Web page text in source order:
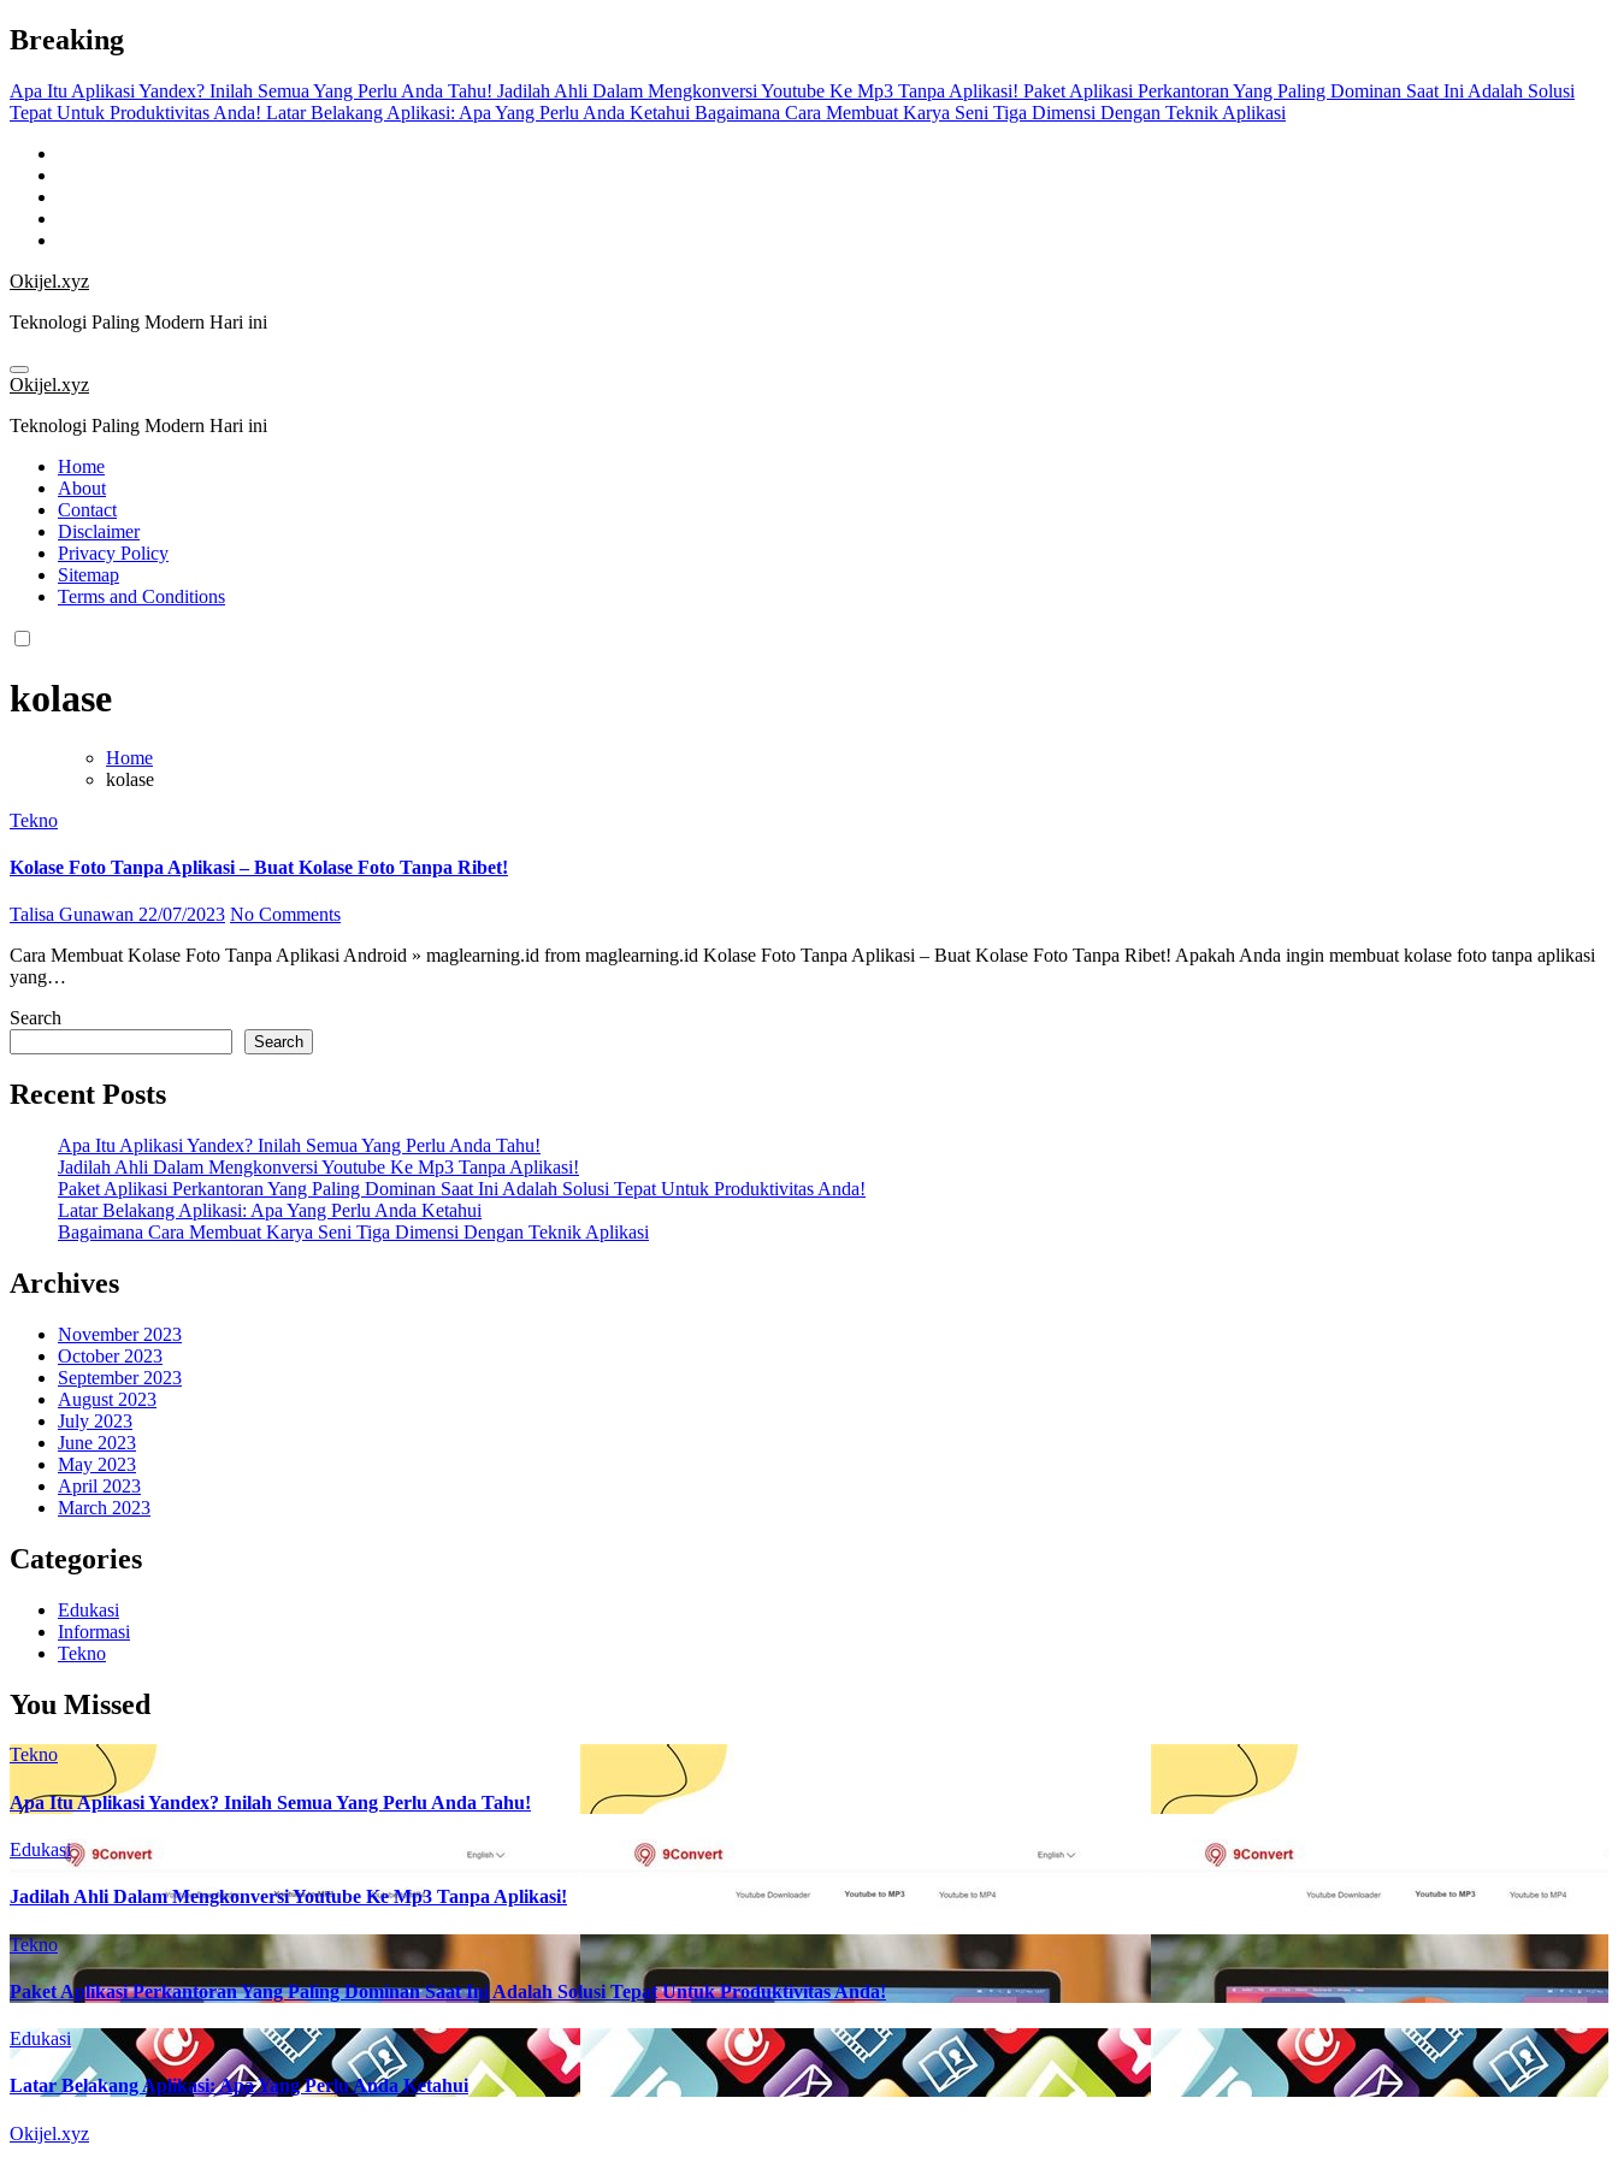
Skip
to
Breaking
Apa Itu Aplikasi Yandex? Inilah Semua Yang Perlu Anda Tahu! Jadilah Ahli Dalam Mengkonversi Youtube Ke Mp3 Tanpa Aplikasi! Paket Aplikasi Perkantoran Yang Paling Dominan Saat Ini Adalah Solusi
Tepat Untuk Produktivitas Anda! Latar Belakang Aplikasi: Apa Yang Perlu Anda Ketahui Bagaimana Cara Membuat Karya Seni Tiga Dimensi Dengan Teknik Aplikasi
Okijel.xyz
Teknologi Paling Modern Hari ini
Okijel.xyz
Teknologi Paling Modern Hari ini
Home
About
Contact
Disclaimer
Privacy Policy
Sitemap
Terms and Conditions
kolase
Home
kolase
Tekno
Kolase Foto Tanpa Aplikasi – Buat Kolase Foto Tanpa Ribet!
Talisa Gunawan 22/07/2023 No Comments
Cara Membuat Kolase Foto Tanpa Aplikasi Android » maglearning.id from maglearning.id Kolase Foto Tanpa Aplikasi – Buat Kolase Foto Tanpa Ribet! Apakah Anda ingin membuat kolase foto tanpa aplikasi
yang…
Search
Search
Recent Posts
Apa Itu Aplikasi Yandex? Inilah Semua Yang Perlu Anda Tahu!
Jadilah Ahli Dalam Mengkonversi Youtube Ke Mp3 Tanpa Aplikasi!
Paket Aplikasi Perkantoran Yang Paling Dominan Saat Ini Adalah Solusi Tepat Untuk Produktivitas Anda!
Latar Belakang Aplikasi: Apa Yang Perlu Anda Ketahui
Bagaimana Cara Membuat Karya Seni Tiga Dimensi Dengan Teknik Aplikasi
Archives
November 2023
October 2023
September 2023
August 2023
July 2023
June 2023
May 2023
April 2023
March 2023
Categories
Edukasi
Informasi
Tekno
You Missed
Tekno
Apa Itu Aplikasi Yandex? Inilah Semua Yang Perlu Anda Tahu!
Edukasi
Jadilah Ahli Dalam Mengkonversi Youtube Ke Mp3 Tanpa Aplikasi!
Tekno
Paket Aplikasi Perkantoran Yang Paling Dominan Saat Ini Adalah Solusi Tepat Untuk Produktivitas Anda!
Edukasi
Latar Belakang Aplikasi: Apa Yang Perlu Anda Ketahui
Okijel.xyz